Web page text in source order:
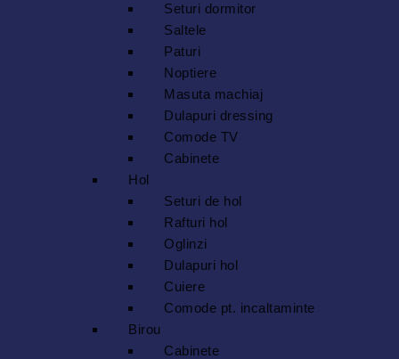
Seturi dormitor
Saltele
Paturi
Noptiere
Masuta machiaj
Dulapuri dressing
Comode TV
Cabinete
Hol
Seturi de hol
Rafturi hol
Oglinzi
Dulapuri hol
Cuiere
Comode pt. incaltaminte
Birou
Cabinete